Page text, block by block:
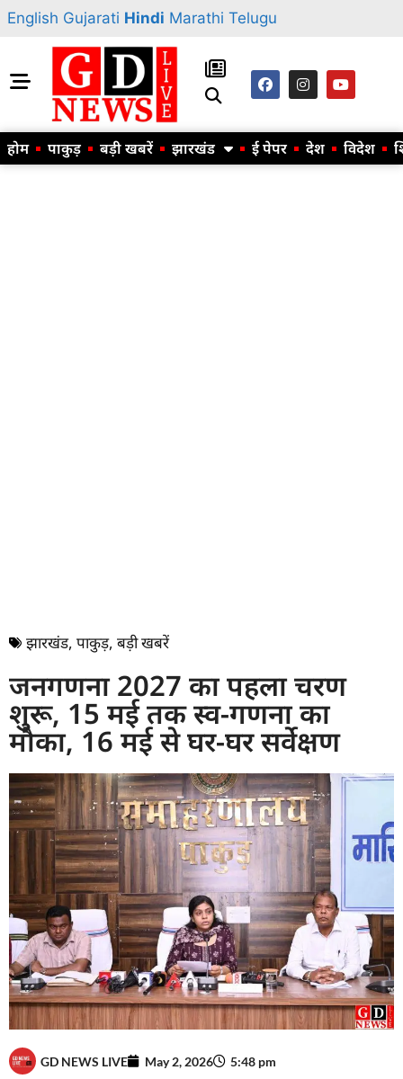
English Gujarati Hindi Marathi Telugu
होम पाकुड़ बड़ी खबरें झारखंड ई पेपर देश विदेश
झारखंड, पाकुड़, बड़ी खबरें
जनगणना 2027 का पहला चरण
शुरू, 15 मई तक स्व-गणना का
मौका, 16 मई से घर-घर सर्वेक्षण
GD NEWS LIVE May 2, 2026 5:48 pm